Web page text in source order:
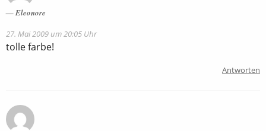
Eleonore
27. Mai 2009 um 20:05 Uhr
tolle farbe!
Antworten